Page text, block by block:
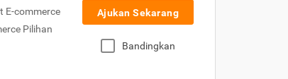
E-commerce
Pilihan
Ajukan Sekarang
Bandingkan